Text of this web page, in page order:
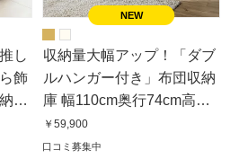
し
飾
ワ
収納量大幅アップ！「ダブ
ルハンガー付き」布団収納
庫 幅110cm奥行74cm高さ
180cm
￥59,900
口コミ募集中